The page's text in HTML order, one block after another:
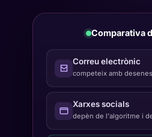
Comparativa
Correu electrònic
competeix amb
Xarxes socials
depèn de l'algoritme i